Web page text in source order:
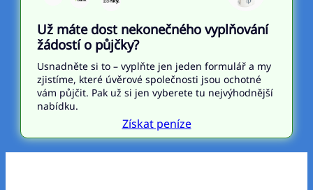
Už máte dost nekonečného vyplňování
žádostí o půjčky?
Usnadněte si to – vyplňte jen jeden formulář a my
zjistíme, které úvěrové společnosti jsou ochotné
vám půjčit. Pak už si jen vyberete tu nejvýhodnější
nabídku.
Získat peníze